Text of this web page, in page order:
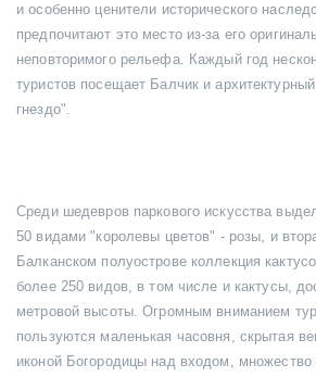
и особенно ценители исторического
предпочитают это место из-за его
неповторимого рельефа. Каждый год
туристов посещает Балчик и
гнездо".
Среди шедевров паркового искусства
50 видами "королевы цветов" - розы, и
Балканском полуострове коллекция
более 250 видов, в том числе и кактусы,
метровой высоты. Огромным вниманием
пользуются маленькая часовня, скрытая
иконой Богородицы над входом,